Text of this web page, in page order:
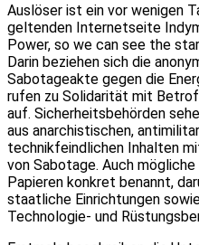
Auslöser ist ein vor wenigen
geltenden Internetseite
Power, so we can see the
Darin beziehen sich die
Sabotageakte gegen die
rufen zu Solidarität mit
auf. Sicherheitsbehörden
aus anarchistischen,
technikfeindlichen Inhalten
von Sabotage. Auch
Papieren konkret benannt,
staatliche Einrichtungen
Technologie- und